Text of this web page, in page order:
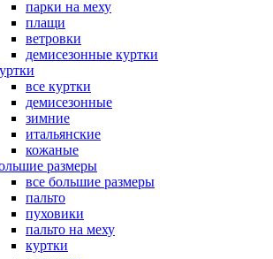
парки на меху
плащи
ветровки
демисезонные куртки
все куртки
демисезонные
зимние
итальянские
кожаные
размеры
все большие размеры
пальто
пуховики
пальто на меху
куртки